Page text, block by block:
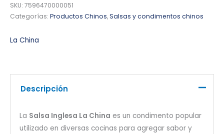
SKU: 7596470000051
Categorías: Productos Chinos,Salsas y condimentos chinos
La China
Descripción
La Salsa Inglesa La China es un condimento popular
utilizado en diversas cocinas para agregar sabor y